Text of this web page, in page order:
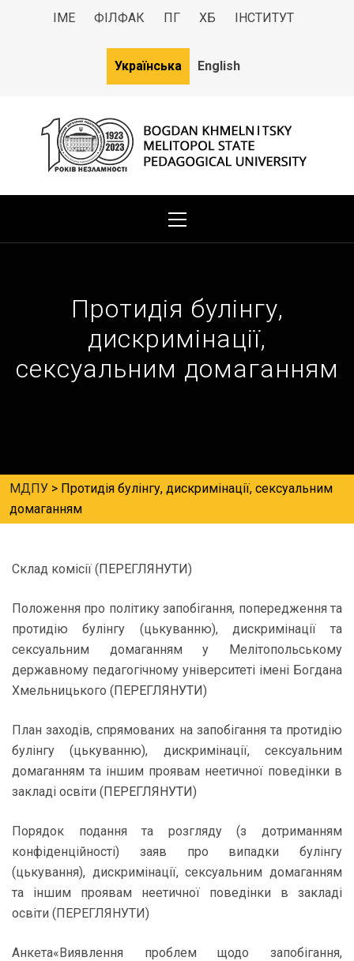
ІМЕ ФІЛФАК ПГ ХБ ІНСТИТУТ
Українська English
МДПУ
Протидія булінгу,
дискримінації,
сексуальним домаганням
МДПУ > Протидія булінгу, дискримінації, сексуальним
домаганням
Склад комісії (ПЕРЕГЛЯНУТИ)
Положення про політику запобігання, попередження та
протидію булінгу (цькуванню),дискримінації та
сексуальним домаганням
у Мелітопольському
державному педагогічному університеті імені Богдана
Хмельницького (ПЕРЕГЛЯНУТИ)
План заходів, спрямованих на запобігання та протидію
булінгу (цькуванню), дискримінації, сексуальним
домаганням та іншим проявам неетичної поведінки в
закладі освіти (ПЕРЕГЛЯНУТИ)
Порядок подання та розгляду (з дотриманням
конфіденційності) заяв про випадки булінгу
(цькування), дискримінації, сексуальним домаганням
та іншим проявам неетичної поведінки в закладі
освіти (ПЕРЕГЛЯНУТИ)
Анкета«Виявлення проблем щодо запобігання,